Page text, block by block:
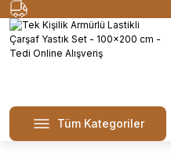
Tüm Kategoriler